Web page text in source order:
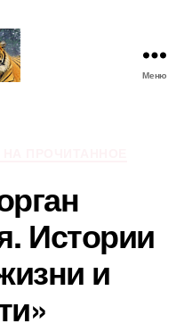
Меню
Истории
и